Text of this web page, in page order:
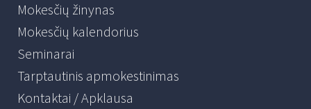
Mokesčių žinynas
Mokesčių kalendorius
Seminarai
Tarptautinis apmokestinimas
Kontaktai / Apklausa